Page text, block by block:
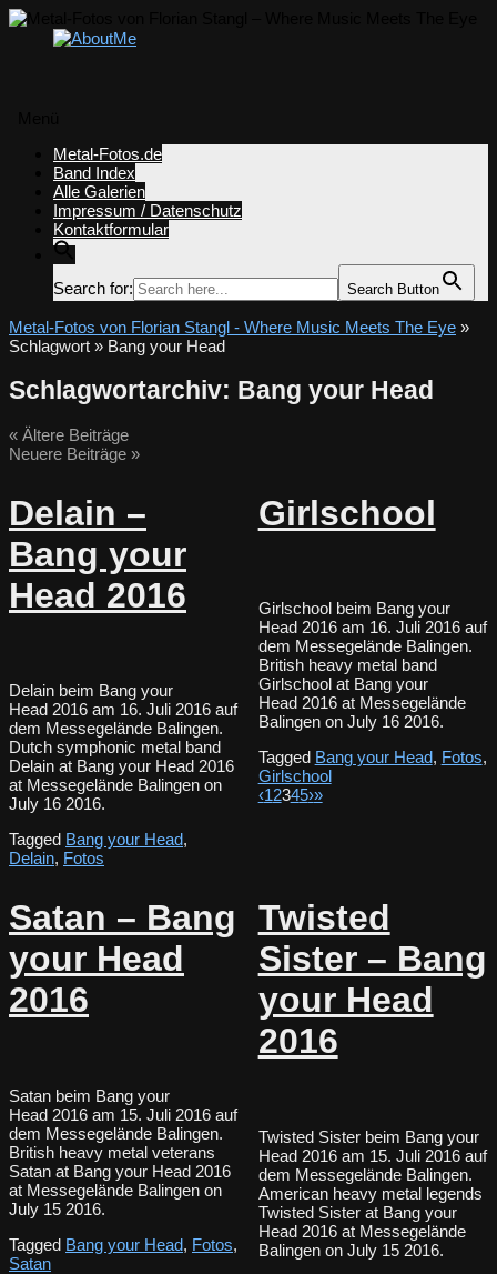
springen
Metal-Fotos.de
Band Index
Alle Galerien
Impressum / Datenschutz
Kontaktformular
Search for: Search Button
Metal-Fotos von Florian Stangl - Where Music Meets The Eye »
Schlagwort » Bang your Head
Schlagwortarchiv: Bang your Head
« Ältere Beiträge
Neuere Beiträge »
Delain –
Bang your
Head 2016
Delain beim Bang your
Head 2016 am 16. Juli 2016 auf
dem Messegelände Balingen.
Dutch symphonic metal band
Delain at Bang your Head 2016
at Messegelände Balingen on
July 16 2016.
Tagged Bang your Head,
Delain, Fotos
Girlschool
Girlschool beim Bang your
Head 2016 am 16. Juli 2016 auf
dem Messegelände Balingen.
British heavy metal band
Girlschool at Bang your
Head 2016 at Messegelände
Balingen on July 16 2016.
Tagged Bang your Head, Fotos,
Girlschool
Satan – Bang
your Head
2016
Satan beim Bang your
Head 2016 am 15. Juli 2016 auf
dem Messegelände Balingen.
British heavy metal veterans
Satan at Bang your Head 2016
at Messegelände Balingen on
July 15 2016.
Tagged Bang your Head, Fotos,
Satan
Twisted
Sister – Bang
your Head
2016
Twisted Sister beim Bang your
Head 2016 am 15. Juli 2016 auf
dem Messegelände Balingen.
American heavy metal legends
Twisted Sister at Bang your
Head 2016 at Messegelände
Balingen on July 15 2016.
‹12345›»